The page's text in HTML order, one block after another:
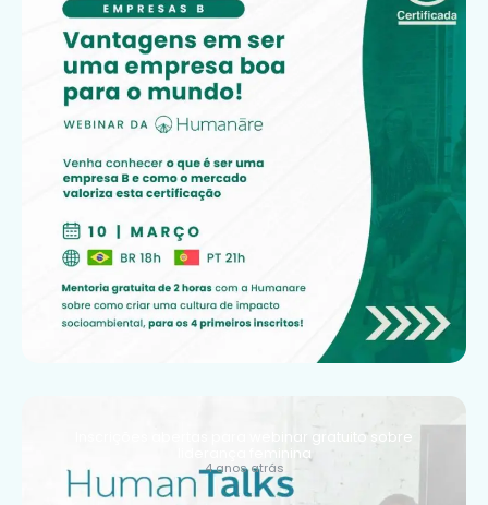
Inscrições abertas para webinar gratuito sobre
liderança feminina
4 anos atrás